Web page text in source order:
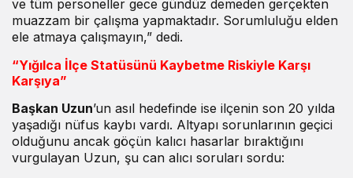
ve tüm personeller gece gündüz demeden gerçekten
muazzam bir çalışma yapmaktadır. Sorumluluğu elden
ele atmaya çalışmayın,” dedi.
“Yığılca İlçe Statüsünü Kaybetme Riskiyle Karşı
Karşıya”
Başkan Uzun’un asıl hedefinde ise ilçenin son 20 yılda
yaşadığı nüfus kaybı vardı. Altyapı sorunlarının geçici
olduğunu ancak göçün kalıcı hasarlar bıraktığını
vurgulayan Uzun, şu can alıcı soruları sordu: